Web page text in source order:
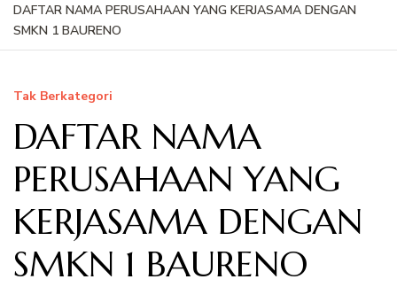
DAFTAR NAMA PERUSAHAAN YANG KERJASAMA DENGAN
SMKN 1 BAURENO
Tak Berkategori
DAFTAR NAMA
PERUSAHAAN YANG
KERJASAMA DENGAN
SMKN 1 BAURENO